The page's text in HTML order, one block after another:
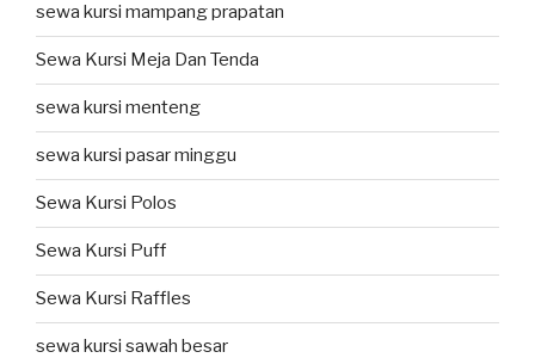
sewa kursi mampang prapatan
Sewa Kursi Meja Dan Tenda
sewa kursi menteng
sewa kursi pasar minggu
Sewa Kursi Polos
Sewa Kursi Puff
Sewa Kursi Raffles
sewa kursi sawah besar